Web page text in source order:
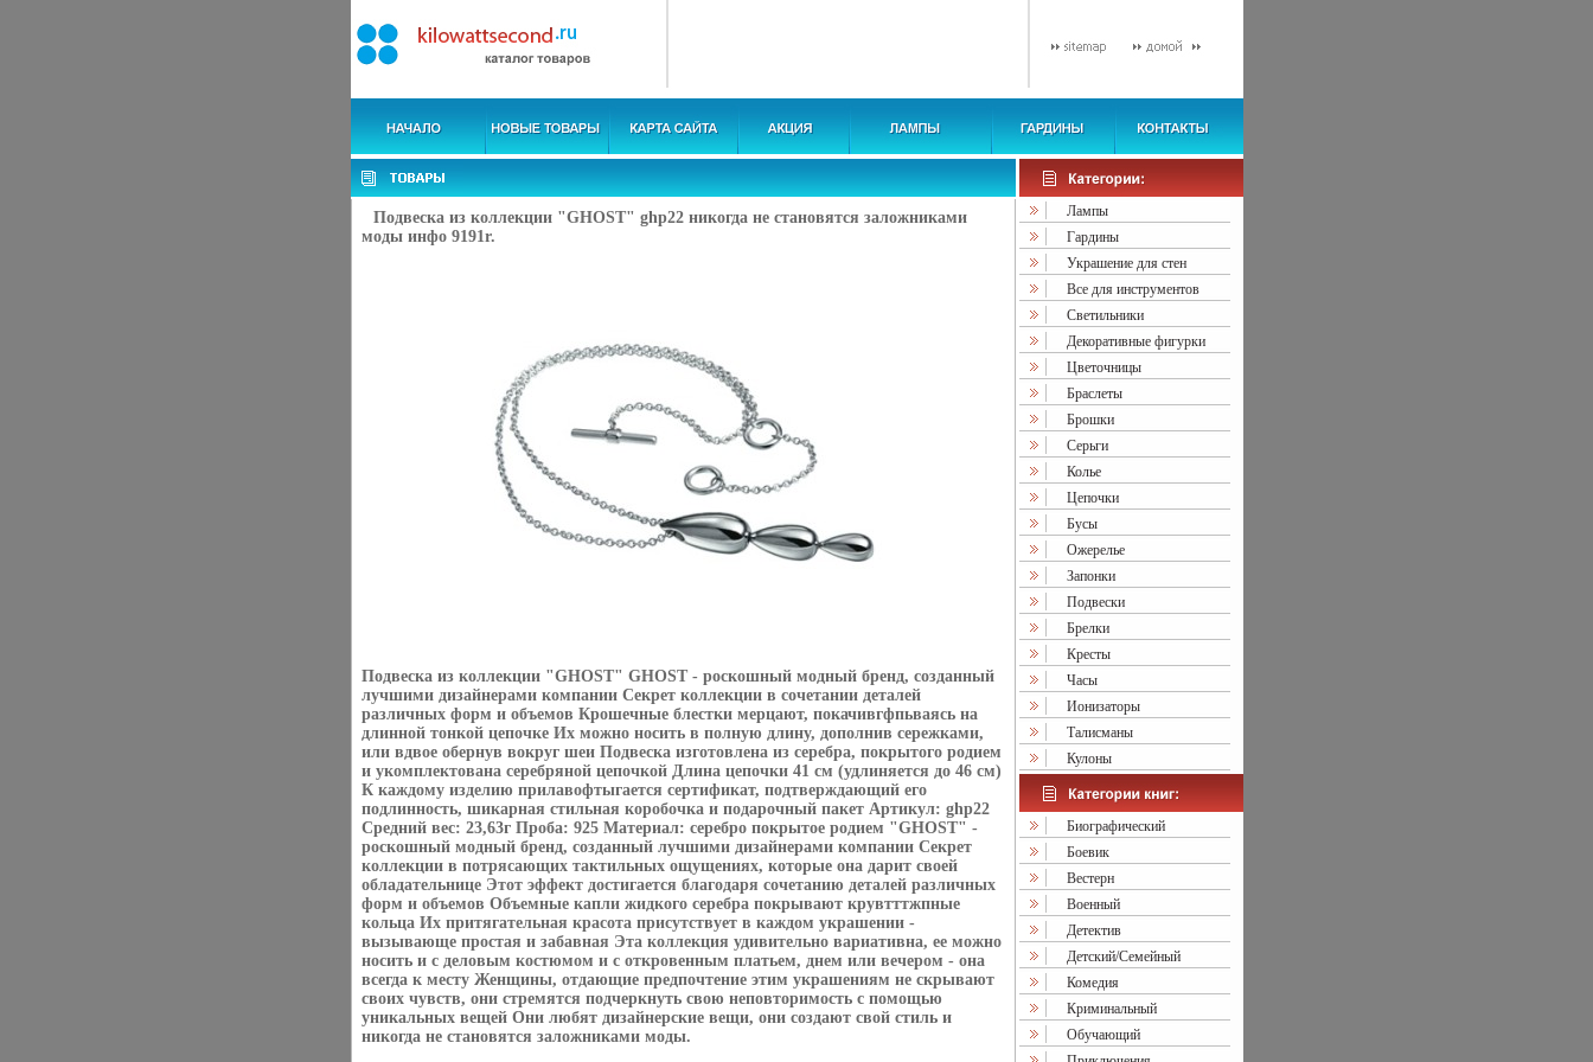
Подвеска из коллекции "GHOST" ghp22 никогда не становятся заложниками
моды инфо 9191r.
Подвеска из коллекции "GHOST" GHOST - роскошный модный бренд, созданный
лучшими дизайнерами компании Секрет коллекции в сочетании деталей
различных форм и объемов Крошечные блестки мерцают, покачивгфпьваясь на
длинной тонкой цепочке Их можно носить в полную длину, дополнив сережками,
или вдвое обернув вокруг шеи Подвеска изготовлена из серебра, покрытого родием
и укомплектована серебряной цепочкой Длина цепочки 41 см (удлиняется до 46 см)
К каждому изделию прилавофтыгается сертификат, подтверждающий его
подлинность, шикарная стильная коробочка и подарочный пакет Артикул: ghp22
Средний вес: 23,63г Проба: 925 Материал: серебро покрытое родием "GHOST" -
роскошный модный бренд, созданный лучшими дизайнерами компании Секрет
коллекции в потрясающих тактильных ощущениях, которые она дарит своей
обладательнице Этот эффект достигается благодаря сочетанию деталей различных
форм и объемов Объемные капли жидкого серебра покрывают крувтттжпные
кольца Их притягательная красота присутствует в каждом украшении -
вызывающе простая и забавная Эта коллекция удивительно вариативна, ее можно
носить и с деловым костюмом и с откровенным платьем, днем или вечером - она
всегда к месту Женщины, отдающие предпочтение этим украшениям не скрывают
своих чувств, они стремятся подчеркнуть свою неповторимость с помощью
уникальных вещей Они любят дизайнерские вещи, они создают свой стиль и
никогда не становятся заложниками моды.
Лампы
Гардины
Украшение для стен
Все для инструментов
Светильники
Декоративные фигурки
Цветочницы
Браслеты
Брошки
Серьги
Колье
Цепочки
Бусы
Ожерелье
Запонки
Подвески
Брелки
Кресты
Часы
Ионизаторы
Талисманы
Кулоны
Биографический
Боевик
Вестерн
Военный
Детектив
Детский/Семейный
Комедия
Криминальный
Обучающий